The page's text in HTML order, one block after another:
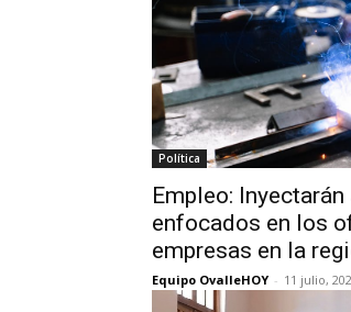
Política
Empleo:
enfocados en los
empresas en la
Equipo OvalleHOY - 11 julio,